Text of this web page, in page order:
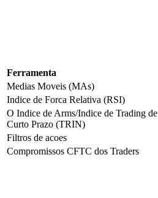
Ferramenta
Medias Moveis (MAs)
Indice de Forca Relativa (RSI)
O Indice de Arms/Indice de Trading de
Curto Prazo (TRIN)
Filtros de acoes
Compromissos CFTC dos Traders